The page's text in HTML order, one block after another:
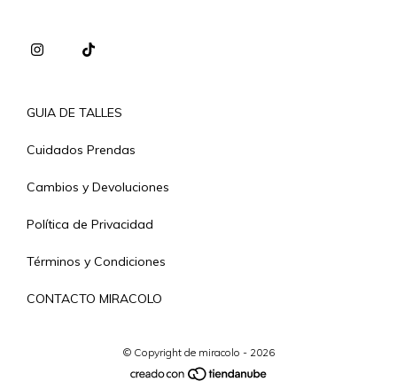
GUIA DE TALLES
Cuidados Prendas
Cambios y Devoluciones
Política de Privacidad
Términos y Condiciones
CONTACTO MIRACOLO
© Copyright de miracolo - 2026